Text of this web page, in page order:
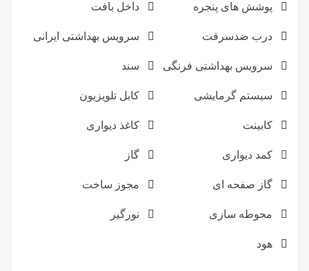
پوشش های پنجره داخل بافت
درب ضدسرقت سرویس بهداشتی ایرانی
سرویس بهداشتی فرنگی سند
سیستم گرمایشی کابل تلویزیون
کابینت کاغذ دیواری
کمد دیواری گاز
گاز صفحه ای مجوز ساخت
محوطه سازی نورگیر
هود